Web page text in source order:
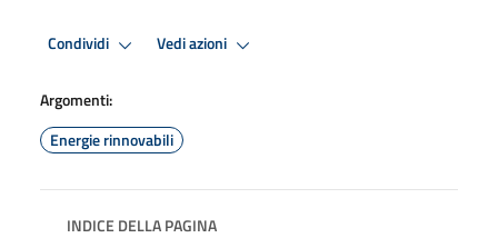
Condividi Vedi azioni
Argomenti:
Energie rinnovabili
INDICE DELLA PAGINA